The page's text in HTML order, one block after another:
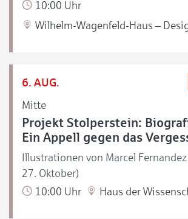
10:00 Uhr
Wilhelm-Wagenfeld-Haus –
6. AUG.
Mitte
Projekt Stolperstein:
Ein Appell gegen das
Illustrationen von Marcel
27. Oktober)
10:00 Uhr
Haus der